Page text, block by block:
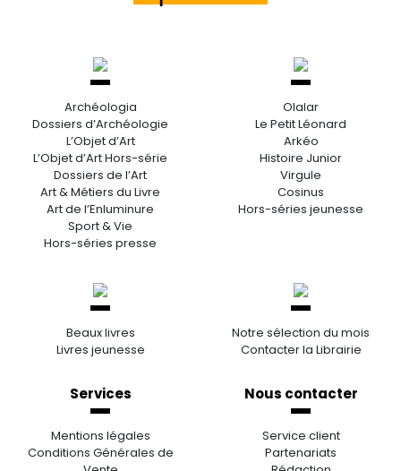
Archéologia
Dossiers d’Archéologie
L’Objet d’Art
L’Objet d’Art Hors-série
Dossiers de l’Art
Art & Métiers du Livre
Art de l’Enluminure
Sport & Vie
Hors-séries presse
Olalar
Le Petit Léonard
Arkéo
Histoire Junior
Virgule
Cosinus
Hors-séries jeunesse
Beaux livres
Livres jeunesse
Notre sélection du mois
Contacter la Librairie
Services
Mentions légales
Conditions Générales de
Nous contacter
Service client
Partenariats